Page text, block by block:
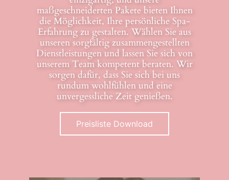
maßgeschneiderten Pakete bieten Ihnen
die Möglichkeit, Ihre persönliche Spa-
Erfahrung zu gestalten. Wählen Sie aus
unseren sorgfältig zusammengestellten
Dienstleistungen und lassen Sie sich von
unserem Team kompetent beraten. Wir
sorgen dafür, dass Sie sich bei uns
rundum wohlfühlen und eine
unvergessliche Zeit genießen.
Preisliste Download